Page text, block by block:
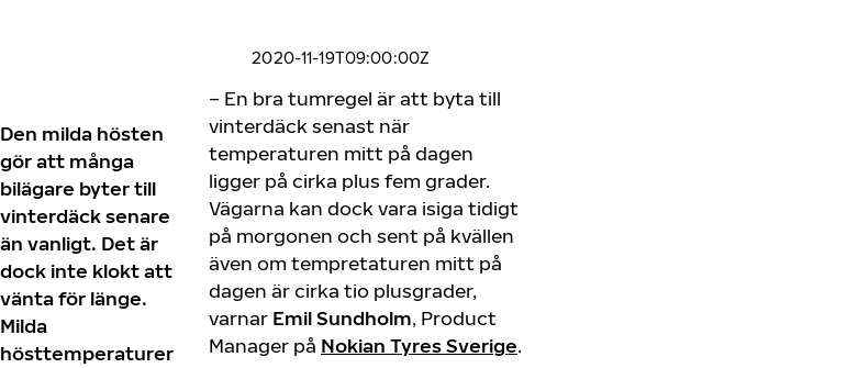
2020-11-19T09:00:00Z
Den milda hösten
gör att många
bilägare byter till
vinterdäck senare
än vanligt. Det är
dock inte klokt att
vänta för länge.
Milda
hösttemperaturer
– En bra tumregel är att byta till
vinterdäck senast när
temperaturen mitt på dagen
ligger på cirka plus fem grader.
Vägarna kan dock vara isiga tidigt
på morgonen och sent på kvällen
även om tempretaturen mitt på
dagen är cirka tio plusgrader,
varnar Emil Sundholm, Product
Manager på Nokian Tyres Sverige.